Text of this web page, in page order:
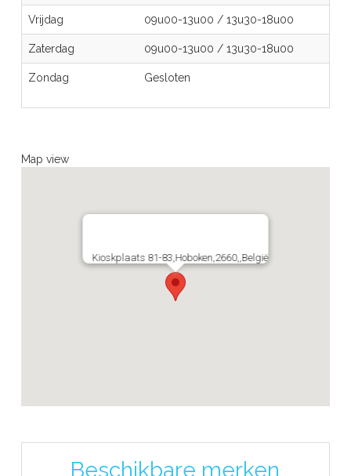
Vrijdag 09u00-13u00 /13u30-18u00
Zaterdag 09u00-13u00 /13u30-18u00
Zondag Gesloten
Map view
Kioskplaats 81-83,Hoboken,2660,,België
Beschikbare merken